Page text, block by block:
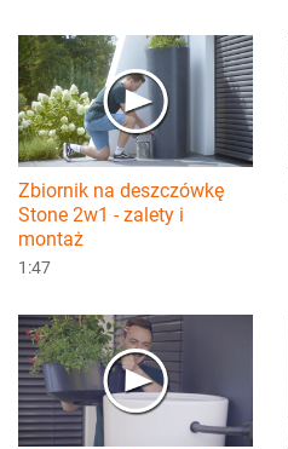
Zbiornik na deszczówkę
Stone 2w1 - zalety i
montaż
1:47